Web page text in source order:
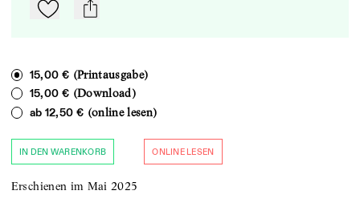
Zu Mein-TdZ hinzufügen
mail
15,00 € (Printausgabe)
15,00 € (Download)
ab 12,50 € (online lesen)
IN DEN WARENKORB ONLINE LESEN
Erschienen im Mai 2025